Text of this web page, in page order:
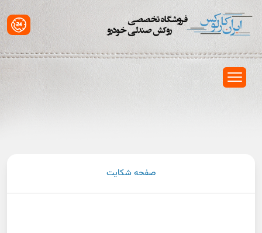
صفحه شکایت